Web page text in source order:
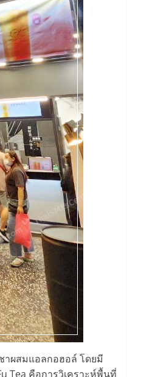
ผสมแอลกอฮอล์ โดยมี
Tea คือการวิเคราะห์พื้นที่